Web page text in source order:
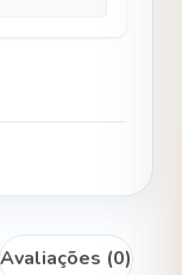
Avaliações (0)